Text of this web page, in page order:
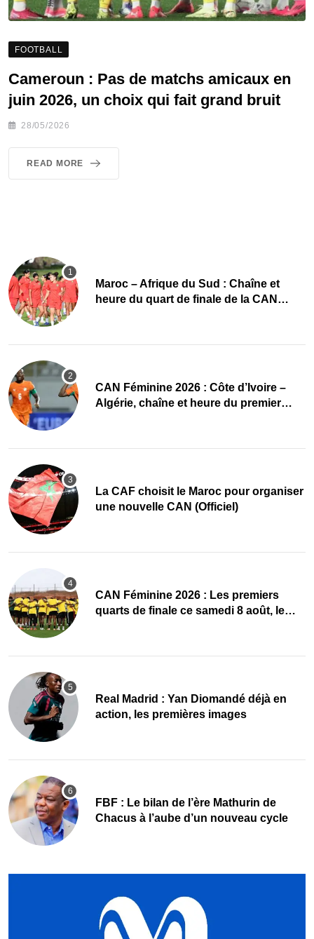
FOOTBALL
Cameroun : Pas de matchs amicaux en
juin 2026, un choix qui fait grand bruit
28/05/2026
READ MORE
Maroc – Afrique du Sud : Chaîne et
heure du quart de finale de la CAN
CAN Féminine 2026 : Côte d’Ivoire –
Algérie, chaîne et heure du premier
La CAF choisit le Maroc pour organiser
une nouvelle CAN (Officiel)
CAN Féminine 2026 : Les premiers
quarts de finale ce samedi 8 août, le
Real Madrid : Yan Diomandé déjà en
action, les premières images
FBF : Le bilan de l’ère Mathurin de
Chacus à l’aube d’un nouveau cycle